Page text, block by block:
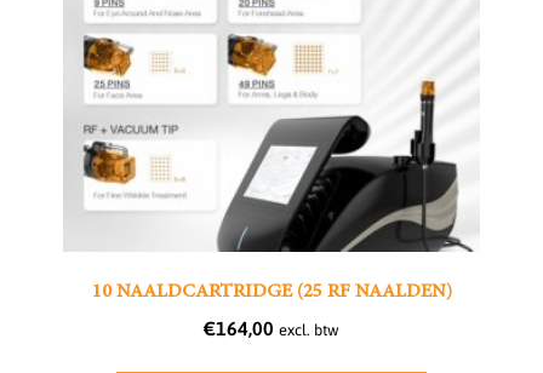
10 NAALDCARTRIDGE (25 RF NAALDEN)
€164,00 excl. btw